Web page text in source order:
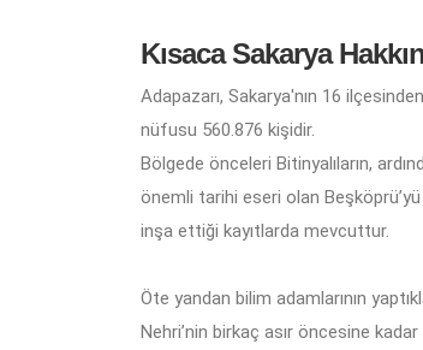
Kısaca Sakarya
Adapazarı, Sakarya'nın 16
nüfusu 560.876 kişidir.
Bölgede önceleri Bitinyalıların,
önemli tarihi eseri olan
inşa ettiği kayıtlarda mevcuttur.
Öte yandan bilim adamlarının
Nehri’nin birkaç asır öncesine